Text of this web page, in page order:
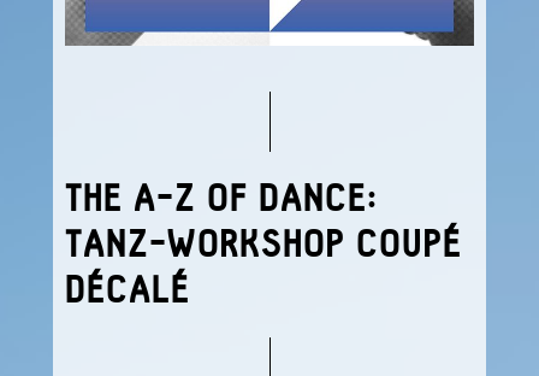
THE A-Z OF DANCE:
TANZ-WORKSHOP COUPÉ
DÉCALÉ